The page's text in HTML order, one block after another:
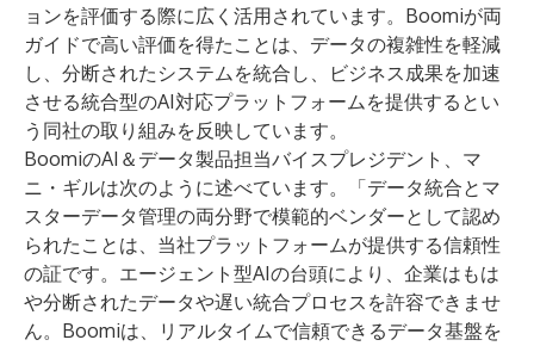
ョンを評価する際に広く活用されています。Boomiが両
ガイドで高い評価を得たことは、データの複雑性を軽減
し、分断されたシステムを統合し、ビジネス成果を加速
させる統合型のAI対応プラットフォームを提供するとい
う同社の取り組みを反映しています。
BoomiのAI＆データ製品担当バイスプレジデント、マ
ニ・ギルは次のように述べています。「データ統合とマ
スターデータ管理の両分野で模範的ベンダーとして認め
られたことは、当社プラットフォームが提供する信頼性
の証です。エージェント型AIの台頭により、企業はもは
や分断されたデータや遅い統合プロセスを許容できませ
ん。Boomiは、リアルタイムで信頼できるデータ基盤を